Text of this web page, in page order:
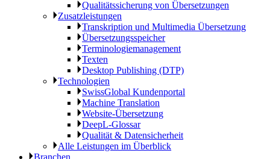
Qualitätssicherung von Übersetzungen
Zusatzleistungen
Transkription und Multimedia Übersetzung
Übersetzungsspeicher
Terminologiemanagement
Texten
Desktop Publishing (DTP)
Technologien
SwissGlobal Kundenportal
Machine Translation
Website-Übersetzung
DeepL-Glossar
Qualität & Datensicherheit
Alle Leistungen im Überblick
Branchen